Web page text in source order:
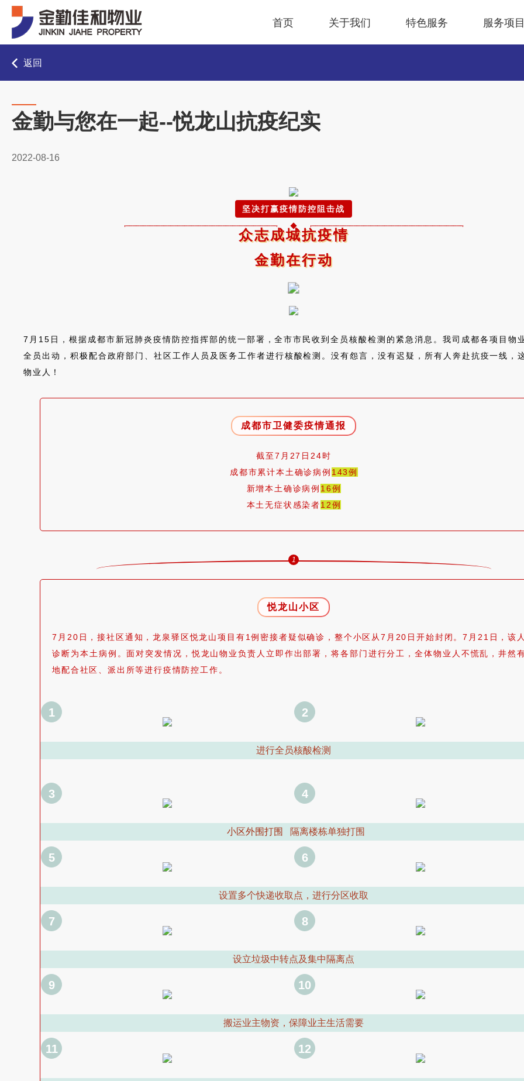
首页 关于我们 特色服务 服务项目
返回
金勤与您在一起--悦龙山抗疫纪实
2022-08-16
坚决打赢疫情防控阻击战
众志成城抗疫情
金勤在行动
7月15日， 根据成都市新冠肺炎疫情防控指挥部的统一部署，全市市民收到全员核酸检测的紧急消息。我司成都各项目物
全员出动，积极配合政府部门、社区工作人员及医务工作者进行核酸检测。没有怨言，没有迟疑，所有人奔赴抗疫一线，
物业人！
成都市卫健委疫情通报
截至7月27日24时
成都市累计本土确诊病例 143例
新增本土确诊病例 16例
本土无症状感染者12例
1
悦龙山小区
7月20日，接社区通知，龙泉驿区悦龙山项目有1例密接者疑似确诊，整个小区从7月20日开始封闭。7月21日，该
诊断为本土病例。面对突发情况，悦龙山物业负责人立即作出部署，将各部门进行分工，全体物业人不慌乱，井然
地配合社区、派出所等进行疫情防控工作。
1 2
进行全员核酸检测
3 4
小区外围打围 隔离楼栋单独打围
5 6
设置多个快递收取点，进行分区收取
7 8
设立垃圾中转点及集中隔离点
9 10
搬运业主物资，保障业主生活需要
11 12